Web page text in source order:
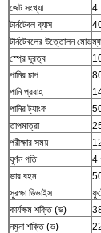
জেট সংখ্যা
4
টার্নটেবল ব্যাস
টার্নটেবলের উত্তোলন মোড
স্প্রে দূরত্ব
পানির চাপ
পানি প্রবাহ
পানির ট্যাংক
তাপমাত্রা
পরীক্ষার সময়
ঘূর্ণন গতি
4
ভার বহন
সুরক্ষা ডিভাইস
কার্যক্ষম শক্তি (ভ)
নমুনা শক্তি (ভ)